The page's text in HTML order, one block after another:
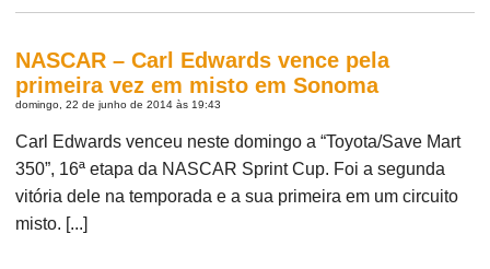
NASCAR – Carl Edwards vence pela
primeira vez em misto em Sonoma
domingo, 22 de junho de 2014 às 19:43
Carl Edwards venceu neste domingo a “Toyota/Save Mart
350”, 16ª etapa da NASCAR Sprint Cup. Foi a segunda
vitória dele na temporada e a sua primeira em um circuito
misto. [...]